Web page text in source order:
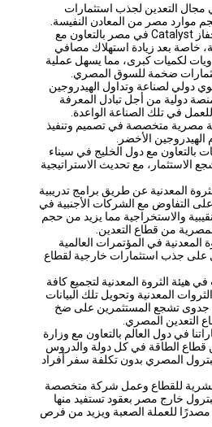
التعدين لجذب استثمارات
مصر من المعادن النفيسة.
● إدخال صناعة العامل الحفاز Catalyst في مصر بالتعاون مع
بعد زيادة استهلاك مصافي
لكميات كبرى، مما يسهل عملية
ضخمة للسوق المصري.
لصناعة وتداول الهيدروجين
من أجل تبادل المعرفة
تلك الصناعة الواعدة.
متخصصة في تصميم وتنفيذ
الأخضر.
مع دول الخليج في سيناء
مع تحديث الاستراتيجية
المعدنية عن طريق برامج تدريبية
مع الشركات الأجنبية في
والاستخراجية مما يزيد من حجم
من قطاع التعدين.
في المؤتمرات العالمية
استثمارات خارجية لقطاع
الثروة المعدنية لتجميع كافة
المعدنية وتحويل تلك البيانات
تشجع المستثمرين على ضخ
المصري.
دول العالم بالتعاون مع وزارة
الطاقة في كل دولة والدروس
المصري بدون تكلفة سفر أفراد
للقطاع وعمل شركة متخصصة
خارج مصر بعقود تستفيد منها
للعملة الصعبة ويزيد من فرص